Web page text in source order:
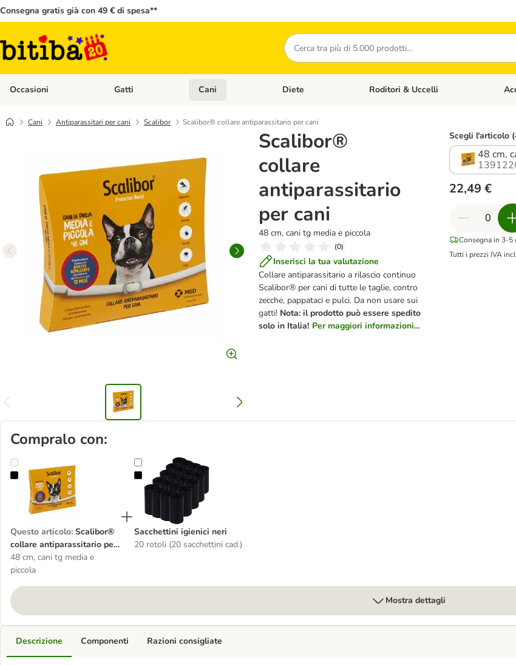
Consegna gratis già con 49 € di spesa**
Cerca
Occasioni Apri Menù Categoria: Occasioni
Gatti Apri Menù Categoria: Gatti
Cani Apri Menù Categoria: Cani
Diete Apri Menù Categoria: Diete
Roditori & Uccelli
Cani Antiparassitari per cani Scalibor Scalibor® collare antiparassitario per cani
Scalibor®
collare
antiparassitario
per cani
48 cm, cani tg media e piccola
(0)
Inserisci la tua valutazione
Collare antiparassitario a rilascio continuo
Scalibor® per cani di tutte le taglie, contro
zecche, pappataci e pulci. Da non usare sui
gatti! Nota: il prodotto può essere spedito
solo in Italia! Per maggiori informazioni...
Scegli l'articolo
48 cm,
22,49 €
Consegna in 3-5
Tutti i prezzi IVA
Compralo con:
Scalibor® collare antiparassitario per cani
Questo articolo: Scalibor®
collare antiparassitario per
cani
48 cm, cani tg media e
piccola
Sacchettini igienici neri
Sacchettini igienici neri
20 rotoli (20 sacchettini cad.)
Mostra dettagli
Descrizione Componenti Razioni consigliate